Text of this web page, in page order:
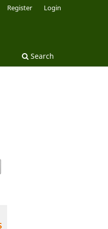
Search
Register Login